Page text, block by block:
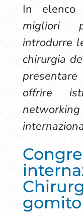
In
migliori
introdurre
chirurgia
offrire
gomito